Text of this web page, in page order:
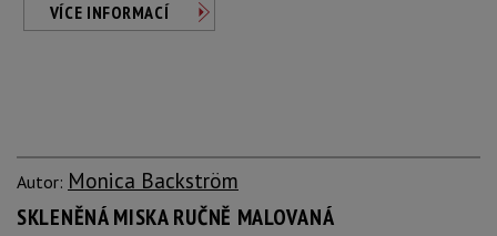
VÍCE INFORMACÍ
Autor: Monica Backström
SKLENĚNÁ MISKA RUČNĚ MALOVANÁ